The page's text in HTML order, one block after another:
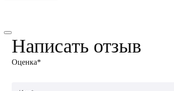
Написать отзыв
Оценка*